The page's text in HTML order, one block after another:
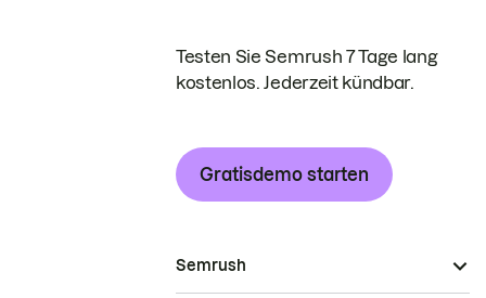
Testen Sie Semrush 7 Tage lang
kostenlos. Jederzeit kündbar.
Gratisdemo starten
Semrush